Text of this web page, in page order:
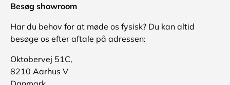
Besøg showroom
Har du behov for at møde os fysisk? Du kan altid
besøge os efter aftale på adressen:
Oktobervej 51C,
8210 Aarhus V